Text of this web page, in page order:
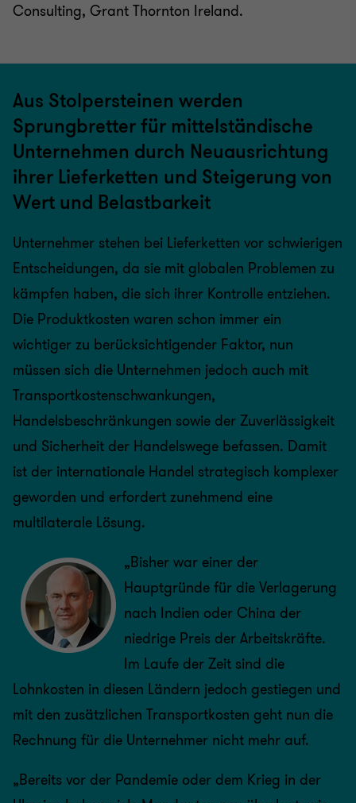
Consulting, Grant Thornton Ireland.
Aus Stolpersteinen werden
Sprungbretter für mittelständische
Unternehmen durch Neuausrichtung
ihrer Lieferketten und Steigerung von
Wert und Belastbarkeit
Unternehmer stehen bei Lieferketten vor schwierigen
Entscheidungen, da sie mit globalen Problemen zu
kämpfen haben, die sich ihrer Kontrolle entziehen.
Die Produktkosten waren schon immer ein
wichtiger zu berücksichtigender Faktor, nun
müssen sich die Unternehmen jedoch auch mit
Transportkostenschwankungen,
Handelsbeschränkungen sowie der Zuverlässigkeit
und Sicherheit der Handelswege befassen. Damit
ist der internationale Handel strategisch komplexer
geworden und erfordert zunehmend eine
multilaterale Lösung.
„Bisher war einer der
Hauptgründe für die Verlagerung
nach Indien oder China der
niedrige Preis der Arbeitskräfte.
Im Laufe der Zeit sind die
Lohnkosten in diesen Ländern jedoch gestiegen und
mit den zusätzlichen Transportkosten geht nun die
Rechnung für die Unternehmer nicht mehr auf.
„Bereits vor der Pandemie oder dem Krieg in der